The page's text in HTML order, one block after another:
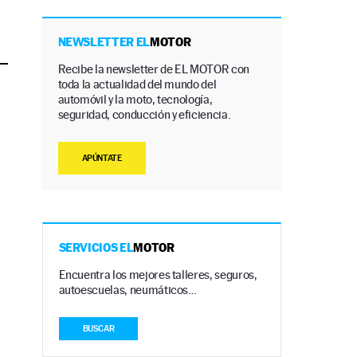
NEWSLETTER ELMOTOR
Recibe la newsletter de EL MOTOR con
toda la actualidad del mundo del
automóvil y la moto, tecnología,
seguridad, conducción y eficiencia.
APÚNTATE
SERVICIOS ELMOTOR
Encuentra los mejores talleres, seguros,
autoescuelas, neumáticos…
BUSCAR